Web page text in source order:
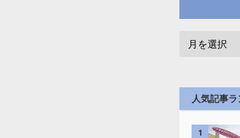
人気記事
1